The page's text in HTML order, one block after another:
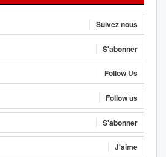
Suivez nous
S'abonner
Follow Us
Follow us
S'abonner
J'aime